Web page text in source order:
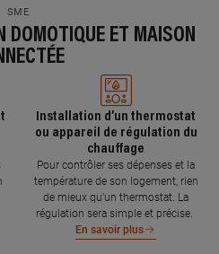
SME
DOMOTIQUE ET MAISON
Installation d’un thermostat
ou appareil de régulation du
chauffage
Pour contrôler ses dépenses et la
température de son logement, rien
de mieux qu’un thermostat. La
régulation sera simple et précise.
En savoir plus